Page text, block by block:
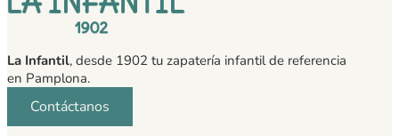
La Infantil, desde 1902 tu zapatería infantil de referencia
en Pamplona.
Contáctanos